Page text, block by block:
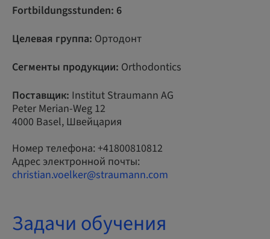
Fortbildungsstunden: 6
Целевая группа: Ортодонт
Сегменты продукции: Orthodontics
Поставщик: Institut Straumann AG
Peter Merian-Weg 12
4000 Basel, Швейцария
Номер телефона: +41800810812
Адрес электронной почты:
christian.voelker@straumann.com
Задачи обучения